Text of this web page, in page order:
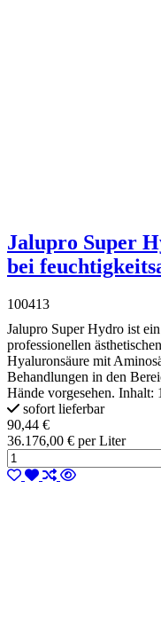
Jalupro Super
bei
100413
Jalupro Super Hydro ist
professionellen
Hyaluronsäure mit
Behandlungen in den
Hände vorgesehen. Inhalt:
sofort lieferbar
90,44 €
36.176,00 € per Liter